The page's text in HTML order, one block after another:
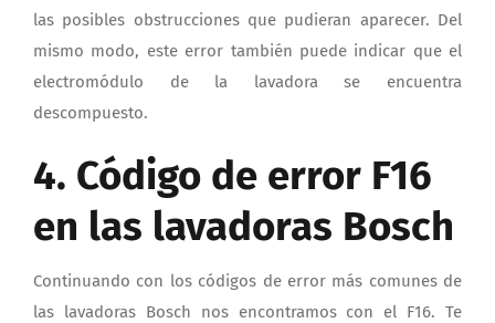
las posibles obstrucciones que pudieran aparecer. Del
mismo modo, este error también puede indicar que el
electromódulo de la lavadora se encuentra
descompuesto.
4. Código de error F16
en las lavadoras Bosch
Continuando con los códigos de error más comunes de
las lavadoras Bosch nos encontramos con el F16. Te